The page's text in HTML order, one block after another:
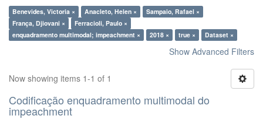
Benevides, Victoria × Anacleto, Helen ×
Sampaio, Rafael ×
França, Djiovani ×
Ferracioli, Paulo ×
enquadramento multimodal; impeachment ×
2018 × true × Dataset ×
Show Advanced Filters
Now showing items 1-1 of 1
Codificação enquadramento multimodal do
impeachment